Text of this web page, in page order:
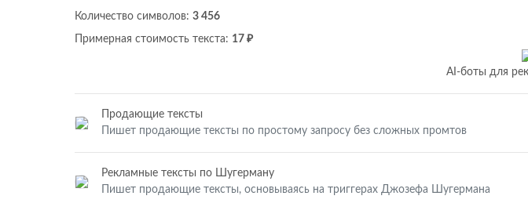
Количество символов: 3 456
Примерная стоимость текста: 17 ₽
AI-боты для
Продающие тексты
Пишет продающие тексты по простому запросу без сложных промтов
Рекламные тексты по Шугерману
Пишет продающие тексты, основываясь на триггерах Джозефа Шугермана